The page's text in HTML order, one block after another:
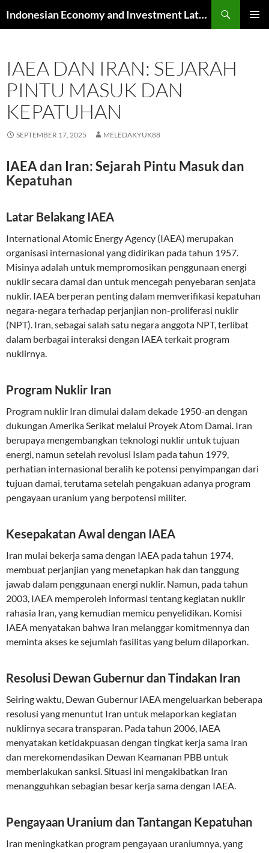
to
Indonesian Economy and Investment Latest News
IAEA DAN IRAN: SEJARAH
PINTU MASUK DAN
KEPATUHAN
SEPTEMBER 17, 2025 MELEDAKYUK88
IAEA dan Iran: Sejarah Pintu Masuk dan
Kepatuhan
Latar Belakang IAEA
International Atomic Energy Agency (IAEA) merupakan
organisasi internasional yang didirikan pada tahun 1957.
Misinya adalah untuk mempromosikan penggunaan energi
nuklir secara damai dan untuk mencegah penyebaran senjata
nuklir. IAEA berperan penting dalam memverifikasi kepatuhan
negara-negara terhadap perjanjian non-proliferasi nuklir
(NPT). Iran, sebagai salah satu negara anggota NPT, terlibat
dalam berbagai interaksi dengan IAEA terkait program
nuklirnya.
Program Nuklir Iran
Program nuklir Iran dimulai dalam dekade 1950-an dengan
dukungan Amerika Serikat melalui Proyek Atom Damai. Iran
berupaya mengembangkan teknologi nuklir untuk tujuan
energi, namun setelah revolusi Islam pada tahun 1979,
perhatian internasional beralih ke potensi penyimpangan dari
tujuan damai, terutama setelah pengakuan adanya program
pengayaan uranium yang berpotensi militer.
Kesepakatan Awal dengan IAEA
Iran mulai bekerja sama dengan IAEA pada tahun 1974,
membuat perjanjian yang menetapkan hak dan tanggung
jawab dalam penggunaan energi nuklir. Namun, pada tahun
2003, IAEA memperoleh informasi tentang kegiatan nuklir
rahasia Iran, yang kemudian memicu penyelidikan. Komisi
IAEA menyatakan bahwa Iran melanggar komitmennya dan
meminta akses ke sejumlah fasilitas yang belum dilaporkan.
Resolusi Dewan Gubernur dan Tindakan Iran
Seiring waktu, Dewan Gubernur IAEA mengeluarkan beberapa
resolusi yang menuntut Iran untuk melaporkan kegiatan
nuklirnya secara transparan. Pada tahun 2006, IAEA
menyatakan ketidakpuasan dengan tingkat kerja sama Iran
dan merekomendasikan Dewan Keamanan PBB untuk
memberlakukan sanksi. Situasi ini mengakibatkan Iran
menangguhkan sebagian besar kerja sama dengan IAEA.
Pengayaan Uranium dan Tantangan Kepatuhan
Iran meningkatkan program pengayaan uraniumnya, yang